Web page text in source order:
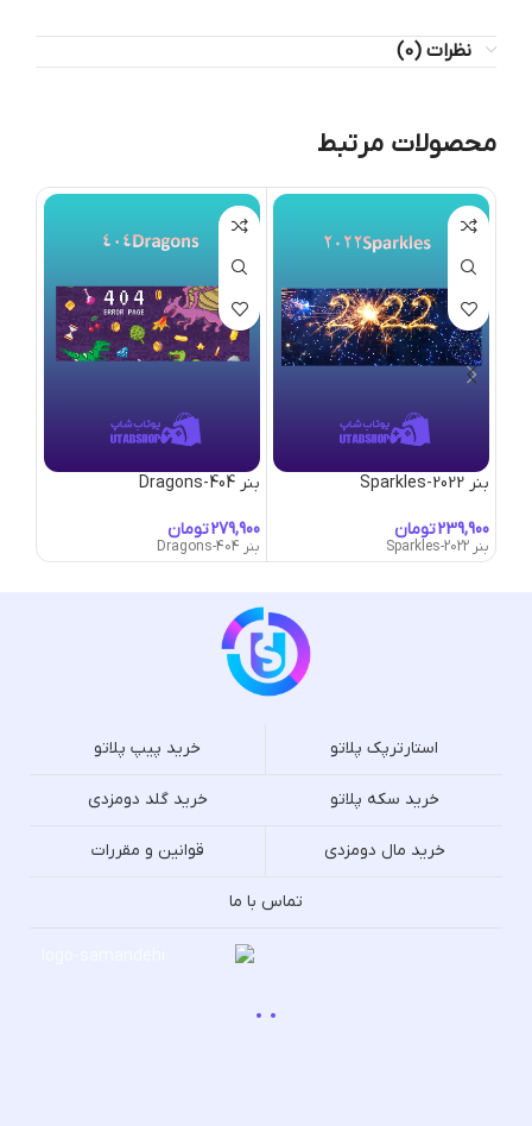
نظرات (0)
محصولات مرتبط
بنر 2022-Sparkles
تومان
بنر 2022-Sparkles
بنر 404-Dragons
تومان
بنر 404-Dragons
استارترپک پلاتو خرید پیپ پلاتو
خرید سکه پلاتو خرید گلد دومزدی
خرید مال دومزدی قوانین و مقررات
تماس با ما